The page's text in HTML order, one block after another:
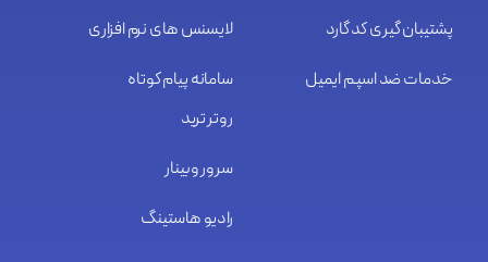
پشتیبان گیری کد گارد
خدمات ضد اسپم ایمیل
لایسنس های نرم افزاری
سامانه پیام کوتاه
روتر ترید
سرور وبینار
رادیو هاستینگ